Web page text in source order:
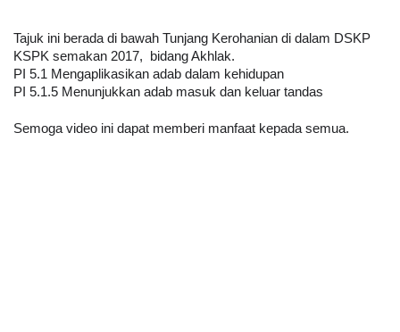
Tajuk ini berada di bawah Tunjang Kerohanian di dalam DSKP
KSPK semakan 2017,  bidang Akhlak.
PI 5.1 Mengaplikasikan adab dalam kehidupan
PI 5.1.5 Menunjukkan adab masuk dan keluar tandas
Semoga video ini dapat memberi manfaat kepada semua.